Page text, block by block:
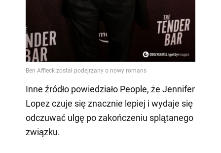
Inne źródło powiedziało People, że Jennifer
Lopez czuje się znacznie lepiej i wydaje się
odczuwać ulgę po zakończeniu splątanego
związku.